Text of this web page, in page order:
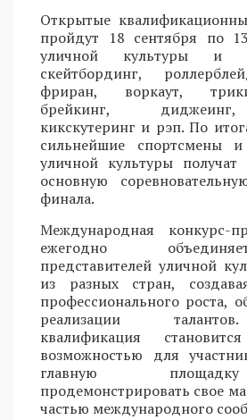
Открытые
пройдут 18 сентября по
уличной культуры и
скейтбординг,
фриран, воркаут,
брейкинг,
кикскутеринг и рэп. По
сильнейшие спортсмены и
уличной культуры
основную
финала.
Международная конкурс-
ежегодно
представителей уличной
из разных стран,
профессионального роста,
реализации
квалификация
возможностью для
главную
продемонстрировать свое
частью международного